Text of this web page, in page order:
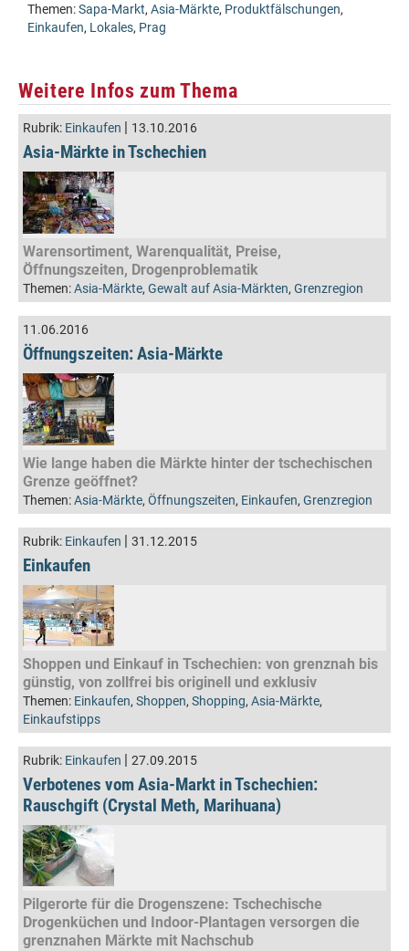
Themen:Sapa-Markt, Asia-Märkte, Produktfälschungen,
Einkaufen, Lokales, Prag
Weitere Infos zum Thema
Rubrik: Einkaufen | 13.10.2016
Asia-Märkte in Tschechien
Warensortiment, Warenqualität, Preise,
Öffnungszeiten, Drogenproblematik
Themen:Asia-Märkte, Gewalt auf Asia-Märkten, Grenzregion
11.06.2016
Öffnungszeiten: Asia-Märkte
Wie lange haben die Märkte hinter der tschechischen
Grenze geöffnet?
Themen:Asia-Märkte, Öffnungszeiten, Einkaufen, Grenzregion
Rubrik: Einkaufen | 31.12.2015
Einkaufen
Shoppen und Einkauf in Tschechien: von grenznah bis
günstig, von zollfrei bis originell und exklusiv
Themen: Einkaufen, Shoppen, Shopping, Asia-Märkte,
Einkaufstipps
Rubrik: Einkaufen | 27.09.2015
Verbotenes vom Asia-Markt in Tschechien:
Rauschgift (Crystal Meth, Marihuana)
Pilgerorte für die Drogenszene: Tschechische
Drogenküchen und Indoor-Plantagen versorgen die
grenznahen Märkte mit Nachschub